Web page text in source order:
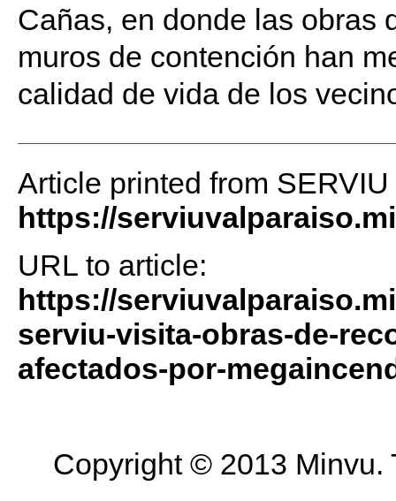
Cañas, en donde las obras
muros de contención han
calidad de vida de los
Article printed from
https://
URL to article:
https://
serviu-visita-obras-de-
afectados-por-
Copyright © 2013 Minvu.